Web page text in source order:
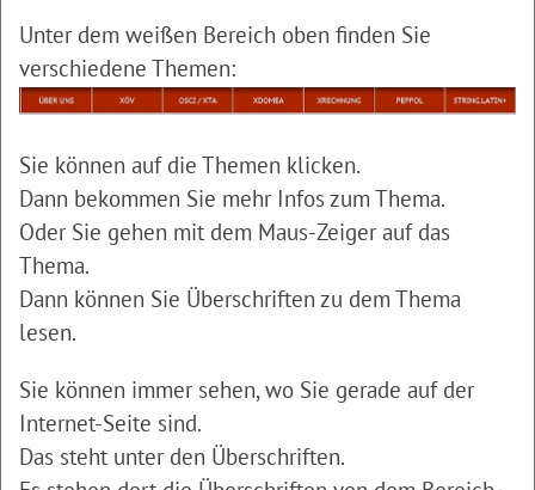
Unter dem weißen Bereich oben finden Sie
verschiedene Themen:
Sie können auf die Themen klicken.
Dann bekommen Sie mehr Infos zum Thema.
Oder Sie gehen mit dem Maus-Zeiger auf das
Thema.
Dann können Sie Überschriften zu dem Thema
lesen.
Sie können immer sehen, wo Sie gerade auf der
Internet-Seite sind.
Das steht unter den Überschriften.